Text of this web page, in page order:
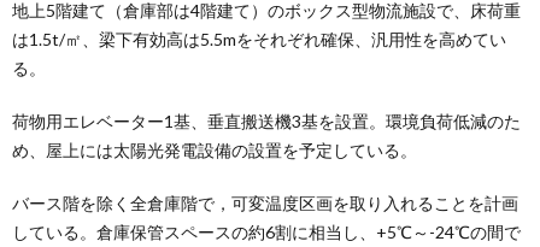
地上5階建て（倉庫部は4階建て）のボックス型物流施設で、床荷重
は1.5t/㎡、梁下有効高は5.5mをそれぞれ確保、汎用性を高めてい
る。
荷物用エレベーター1基、垂直搬送機3基を設置。環境負荷低減のた
め、屋上には太陽光発電設備の設置を予定している。
バース階を除く全倉庫階で，可変温度区画を取り入れることを計画
している。倉庫保管スペースの約6割に相当し、+5℃～-24℃の間で